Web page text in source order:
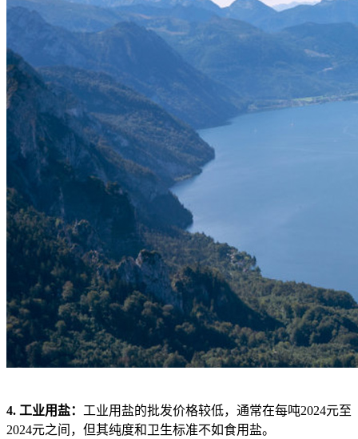
4. 工业用盐： 工业用盐的批发价格较低，通常在每吨2024元至
2024元之间，但其纯度和卫生标准不如食用盐。